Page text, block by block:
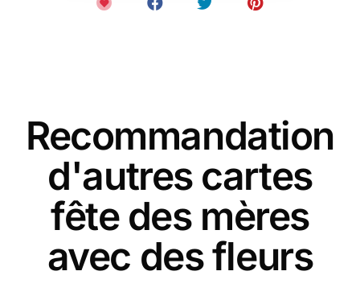
Recommandation
d'autres cartes
fête des mères
avec des fleurs